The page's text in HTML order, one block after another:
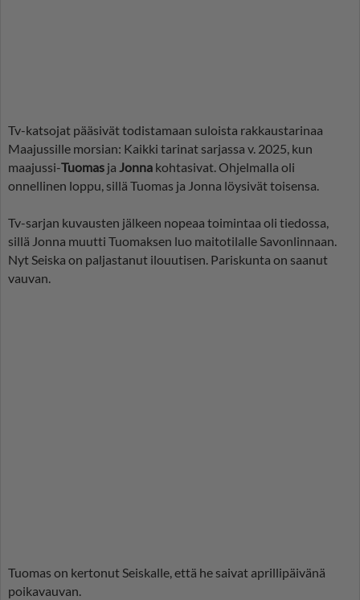
Tv-katsojat pääsivät todistamaan suloista rakkaustarinaa
Maajussille morsian: Kaikki tarinat sarjassa v. 2025, kun
maajussi-Tuomas ja Jonna kohtasivat. Ohjelmalla oli
onnellinen loppu, sillä Tuomas ja Jonna löysivät toisensa.
Tv-sarjan kuvausten jälkeen nopeaa toimintaa oli tiedossa,
sillä Jonna muutti Tuomaksen luo maitotilalle Savonlinnaan.
Nyt Seiska on paljastanut ilouutisen. Pariskunta on saanut
vauvan.
Tuomas on kertonut Seiskalle, että he saivat aprillipäivänä
poikavauvan.